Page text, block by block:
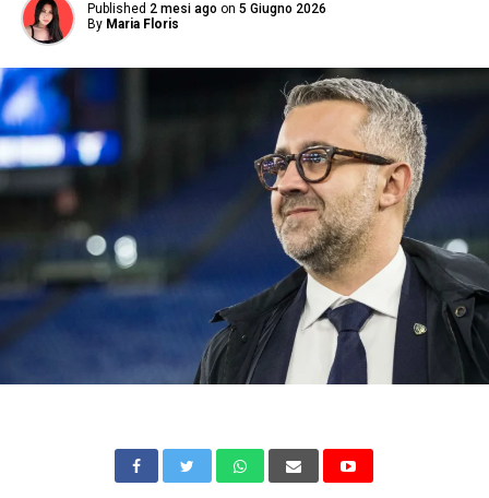
Published 2 mesi ago on 5 Giugno 2026
By Maria Floris